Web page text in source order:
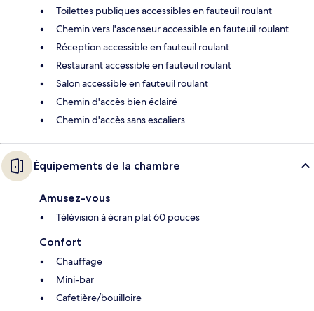
Toilettes publiques accessibles en fauteuil roulant
Chemin vers l'ascenseur accessible en fauteuil roulant
Réception accessible en fauteuil roulant
Restaurant accessible en fauteuil roulant
Salon accessible en fauteuil roulant
Chemin d'accès bien éclairé
Chemin d'accès sans escaliers
Équipements de la chambre
Amusez-vous
Télévision à écran plat 60 pouces
Confort
Chauffage
Mini-bar
Cafetière/bouilloire